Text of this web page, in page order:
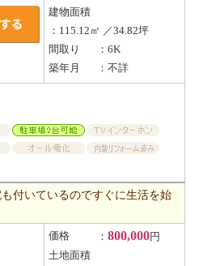
建物面積
：115.12㎡ ／34.82坪
間取り
：6K
築年月
：不詳
付いているのですぐに生活を始
価格 ：800,000円
土地面積